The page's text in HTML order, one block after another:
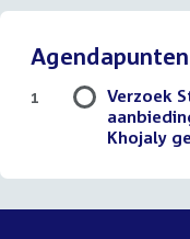
Agendapunten
Verzoek
Khojaly
1